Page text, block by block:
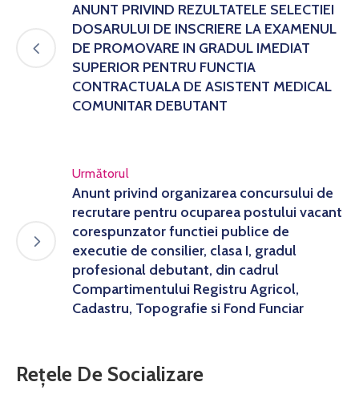
ANUNT PRIVIND REZULTATELE SELECTIEI
DOSARULUI DE INSCRIERE LA EXAMENUL
DE PROMOVARE IN GRADUL IMEDIAT
SUPERIOR PENTRU FUNCTIA
CONTRACTUALA DE ASISTENT MEDICAL
COMUNITAR DEBUTANT
Următorul
Anunt privind organizarea concursului de
recrutare pentru ocuparea postului vacant
corespunzator functiei publice de
executie de consilier, clasa I, gradul
profesional debutant, din cadrul
Compartimentului Registru Agricol,
Cadastru, Topografie si Fond Funciar
Rețele De Socializare